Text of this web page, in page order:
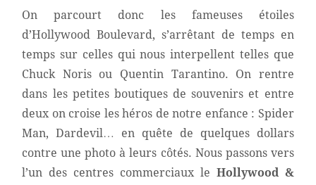
On parcourt donc les fameuses étoiles
d’Hollywood Boulevard, s’arrêtant de temps en
temps sur celles qui nous interpellent telles que
Chuck Noris ou Quentin Tarantino. On rentre
dans les petites boutiques de souvenirs et entre
deux on croise les héros de notre enfance : Spider
Man, Dardevil… en quête de quelques dollars
contre une photo à leurs côtés. Nous passons vers
l’un des centres commerciaux le Hollywood &